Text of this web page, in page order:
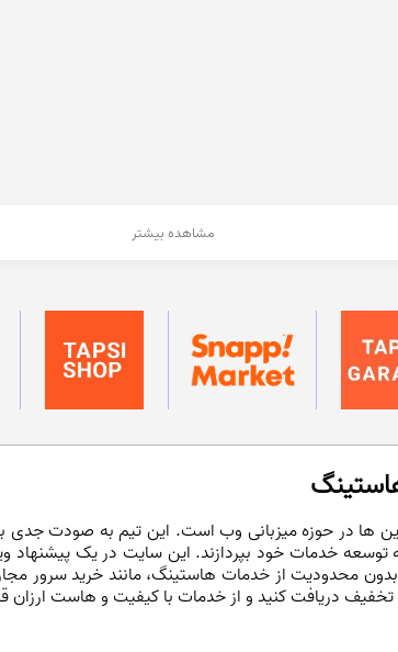
مشاهده بیشتر
ها در حوزه میزبانی وب است. این تیم به صودت جدی
به توسعه خدمات خود بپردازند. این سایت در یک پیشنهاد
محدودیت از خدمات هاستینگ، مانند خرید سرور